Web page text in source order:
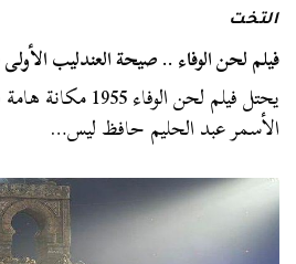
التخت
فيلم لحن الوفاء .. صيحة العندليب
يحتل فيلم لحن
الأسمر عبد الحليم حافظ ليس…